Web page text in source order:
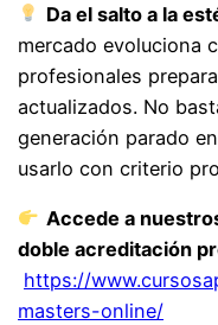
Da el salto a la
mercado evoluciona
profesionales
actualizados. No
generación parado
usarlo con criterio
Accede a
doble acreditación
https://
masters-online/